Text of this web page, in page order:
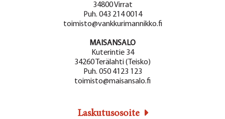
34800 Virrat
Puh. 043 214 0014
toimisto@vankkurimannikko.fi
MAISANSALO
Kuterintie 34
34260 Terälahti (Teisko)
Puh. 050 4123 123
toimisto@maisansalo.fi
Laskutusosoite